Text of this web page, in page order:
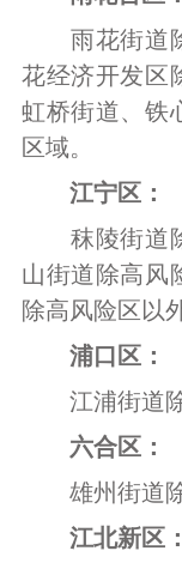
雨花街道除
花经济开发区
虹桥街道、铁
区域。
江宁区：
秣陵街道除
山街道除高风
除高风险区以
浦口区：
江浦街道除
六合区：
雄州街道除
江北新区：